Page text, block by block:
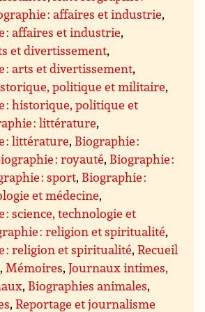
: affaires et industrie,
: affaires et industrie,
et divertissement,
: arts et divertissement,
politique et militaire,
: historique, politique et
: littérature,
: littérature, Biographie :
: royauté, Biographie :
: sport, Biographie :
et médecine,
science, technologie et
: religion et spiritualité,
: religion et spiritualité,Recueil
,Mémoires,Journaux intimes,
, Biographies animales,
,Reportage et journalisme